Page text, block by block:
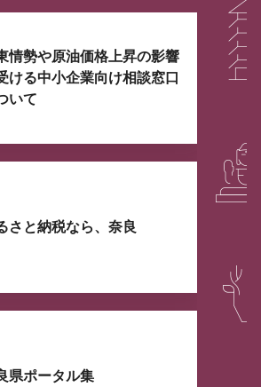
されるスライダーがあります。
情勢や原油価格上昇の影響
ける中小企業向け相談窓口
いて
さと納税なら、奈良
県ポータル集